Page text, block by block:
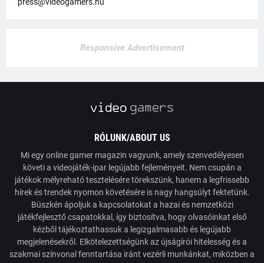
Responsive Advertisement
RÓLUNK/ABOUT US
Mi egy online gamer magazin vagyunk, amely szenvedélyesen
követi a videojáték-ipar legújabb fejleményeit. Nem csupán a
játékok mélyreható tesztelésére törekszünk, hanem a legfrissebb
hírek és trendek nyomon követésére is nagy hangsúlyt fektetünk.
Büszkén ápoljuk a kapcsolatokat a hazai és nemzetközi
játékfejlesztő csapatokkal, így biztosítva, hogy olvasóinkat első
kézből tájékoztathassuk a legizgalmasabb és legújabb
megjelenésekről. Elkötelezettségünk az újságírói hitelesség és a
szakmai színvonal fenntartása iránt vezérli munkánkat, miközben a